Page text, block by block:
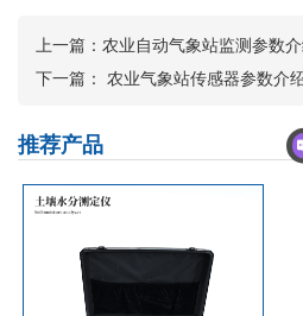
上一篇： 农业自动气象站监测参数
下一篇： 农业气象站传感器参数介
推荐产品